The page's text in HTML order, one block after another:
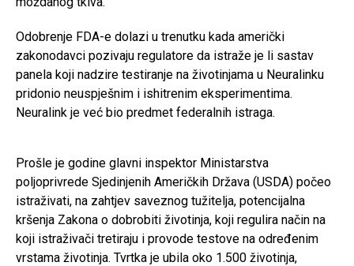
Odobrenje FDA-e dolazi u trenutku kada američki
zakonodavci pozivaju regulatore da istraže je li sastav
panela koji nadzire testiranje na životinjama u Neuralinku
pridonio neuspješnim i ishitrenim eksperimentima.
Neuralink je već bio predmet federalnih istraga.
Prošle je godine glavni inspektor Ministarstva
poljoprivrede Sjedinjenih Američkih Država (USDA) počeo
istraživati, na zahtjev saveznog tužitelja, potencijalna
kršenja Zakona o dobrobiti životinja, koji regulira način na
koji istraživači tretiraju i provode testove na određenim
vrstama životinja. Tvrtka je ubila oko 1.500 životinja,